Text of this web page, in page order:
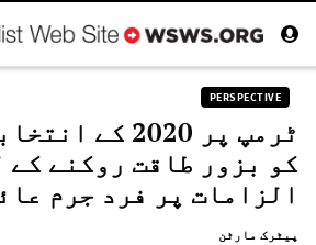
PERSPECTIVE
ٹرمپ پر 2020
الزامات پر فرد جرم
پیٹرک مارٹن